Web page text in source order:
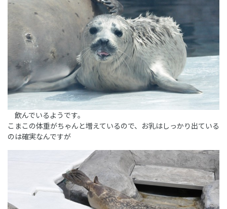
飲んでいるようです。
こまこの体重がちゃんと増えているので、お乳はしっかり出ている
のは確実なんですが